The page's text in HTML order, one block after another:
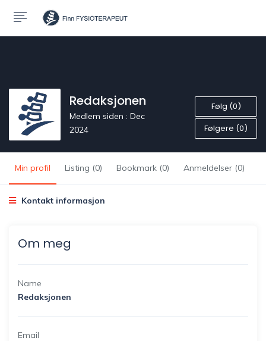
Redaksjonen
Medlem siden : Dec
2024
Følg (0)
Følgere (0)
Min profil Listing (0) Bookmark (0) Anmeldelser (0)
Kontakt informasjon
Om meg
Name
Redaksjonen
Email